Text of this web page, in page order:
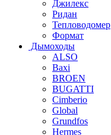
Джилекс
Ридан
Тепловодомер
Формат
Дымоходы
ALSO
Baxi
BROEN
BUGATTI
Cimberio
Global
Grundfos
Hermes